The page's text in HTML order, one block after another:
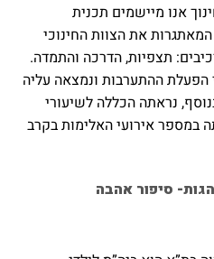
אנו מיישמים תכנית
את הצוות החינוכי
נשענת על 3 מרכיבים: תצפיות, הדרכה והתמדה.
הפעלת ההתערבות ונמצאה עליה
נראתה הכללה לשיעורי
במספר אירועי האלימות בקרב
סיפור אהבה